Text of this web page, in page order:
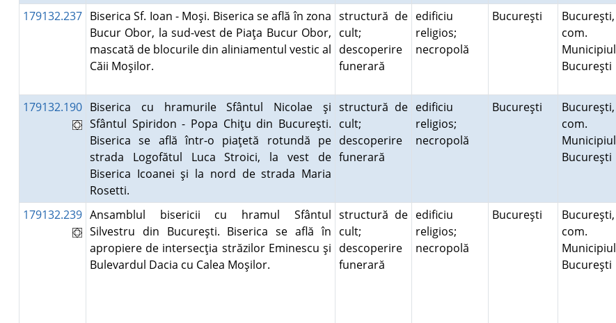
179132.237 Biserica Sf. Ioan - Moşi. Biserica se află în zona
Bucur Obor, la sud-vest de Piaţa Bucur Obor,
mascată de blocurile din aliniamentul vestic al
Căii Moşilor.
structură de
cult;
descoperire
funerară
edificiu
religios;
necropolă
Bucureşti
Bucureşti,
com.
Municipiul
Bucureşti
179132.190 Biserica cu hramurile Sfântul Nicolae şi
Sfântul Spiridon - Popa Chiţu din Bucureşti.
Biserica se află într-o piaţetă rotundă pe
strada Logofătul Luca Stroici, la vest de
Biserica Icoanei şi la nord de strada Maria
Rosetti.
structură de
cult;
descoperire
funerară
edificiu
religios;
necropolă
Bucureşti
Bucureşti,
com.
Municipiul
Bucureşti
179132.239 Ansamblul bisericii cu hramul Sfântul
Silvestru din Bucureşti. Biserica se află în
apropiere de intersecţia străzilor Eminescu şi
Bulevardul Dacia cu Calea Moşilor.
structură de
cult;
descoperire
funerară
edificiu
religios;
necropolă
Bucureşti
Bucureşti,
com.
Municipiul
Bucureşti